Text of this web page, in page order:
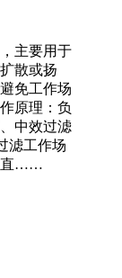
主要用于
散或扬
免工作场
原理：负
中效过滤
滤工作场
直……